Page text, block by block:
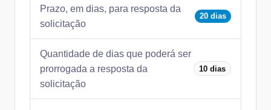
Prazo, em dias, para resposta da
solicitação
20 dias
Quantidade de dias que poderá ser
prorrogada a resposta da
solicitação
10 dias